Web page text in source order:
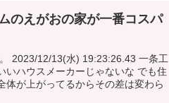
のえがおの家が一番コスパ
工
いハウスメーカーじゃないな でも住
体が上がってるからその差は変わら